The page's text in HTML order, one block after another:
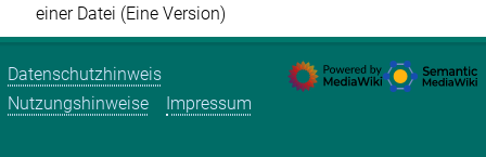
einer Datei (Eine Version)
Datenschutzhinweis
Nutzungshinweise
Impressum